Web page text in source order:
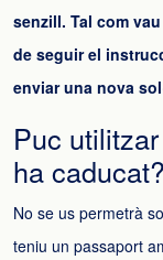
senzill. Tal com
de seguir el
enviar una nova
Puc
ha caducat?
No se us permetrà
teniu un passaport